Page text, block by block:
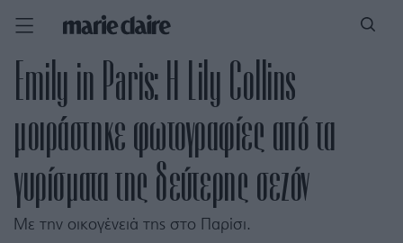
Emily in Paris: Η Lily Collins
μοιράστηκε φωτογραφίες από τα
γυρίσματα της δεύτερης σεζόν
Με την οικογένειά της στο Παρίσι.